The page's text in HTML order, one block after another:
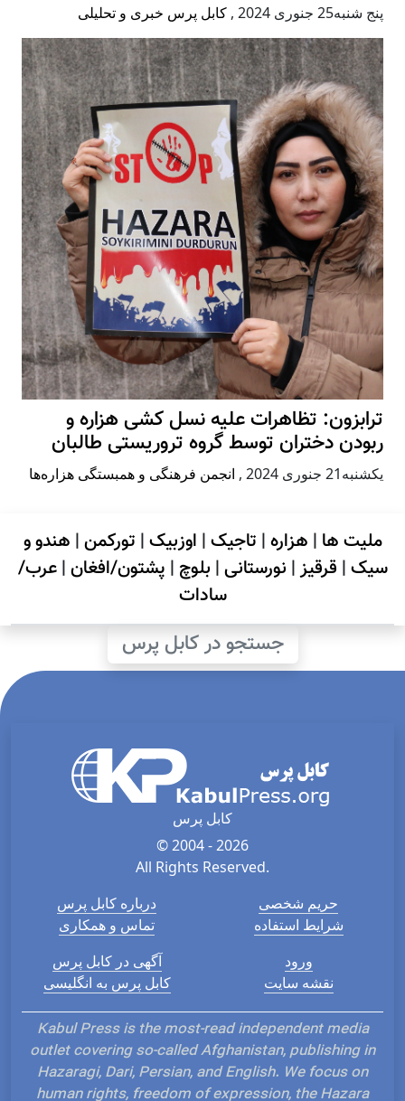
پنج شنبه25 جنوری 2024 , کابل پرس خبری و تحلیلی
ترابزون: تظاهرات علیه نسل کشی هزاره و
ربودن دختران توسط گروه تروریستی طالبان
يكشنبه21 جنوری 2024 , انجمن فرهنگی و همبستگی هزاره‌ها
ملیت ها | هزاره| تاجیک| اوزبیک| تورکمن| هندو و
سیک| قرقیز| نورستانی| بلوچ | پشتون/افغان|عرب/
سادات
جستجو در کابل پرس
کابل پرس
© 2004 - 2026
All Rights Reserved.
درباره کابل پرس
تماس و همکاری
حریم شخصی
شرایط استفاده
آگهی در کابل پرس
کابل پرس به انگلیسی
ورود
نقشه سایت
Kabul Press is the most-read independent media
outlet covering so-called Afghanistan, publishing in
Hazaragi, Dari, Persian, and English. We focus on
human rights, freedom of expression, the Hazara